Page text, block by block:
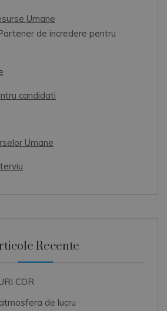
Umane
de incredere pentru
candidati
Umane
Recente
COR
de lucru